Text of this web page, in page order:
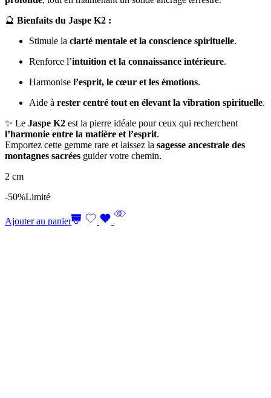
🔮 Bienfaits du Jaspe K2 :
Stimule la clarté mentale et la conscience spirituelle.
Renforce l’intuition et la connaissance intérieure.
Harmonise l’esprit, le cœur et les émotions.
Aide à rester centré tout en élevant la vibration spirituelle.
✨ Le Jaspe K2 est la pierre idéale pour ceux qui recherchent
l’harmonie entre la matière et l’esprit.
Emportez cette gemme rare et laissez la sagesse ancestrale des
montagnes sacrées guider votre chemin.
2 cm
-50%Limité
Ajouter au panier